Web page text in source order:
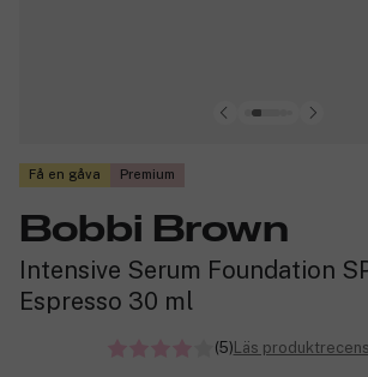
Få en gåva Premium
Bobbi Brown
Intensive Serum Foundation
Espresso 30 ml
(5)Läs